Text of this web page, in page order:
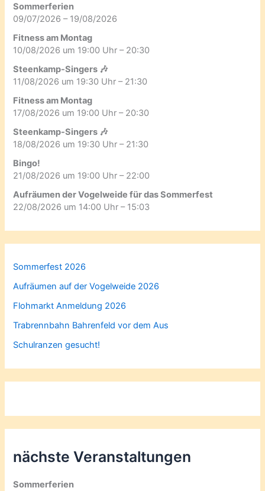
Sommerferien
09/07/2026 – 19/08/2026
Fitness am Montag
10/08/2026 um 19:00 Uhr – 20:30
Steenkamp-Singers 🎶
11/08/2026 um 19:30 Uhr – 21:30
Fitness am Montag
17/08/2026 um 19:00 Uhr – 20:30
Steenkamp-Singers 🎶
18/08/2026 um 19:30 Uhr – 21:30
Bingo!
21/08/2026 um 19:00 Uhr – 22:00
Aufräumen der Vogelweide für das Sommerfest
22/08/2026 um 14:00 Uhr – 15:03
Sommerfest 2026
Aufräumen auf der Vogelweide 2026
Flohmarkt Anmeldung 2026
Trabrennbahn Bahrenfeld vor dem Aus
Schulranzen gesucht!
nächste Veranstaltungen
Sommerferien